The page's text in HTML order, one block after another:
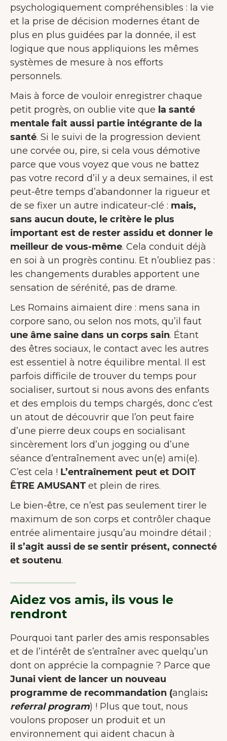
psychologiquement compréhensibles : la vie
et la prise de décision modernes étant de
plus en plus guidées par la donnée, il est
logique que nous appliquions les mêmes
systèmes de mesure à nos efforts
personnels.
Mais à force de vouloir enregistrer chaque
petit progrès, on oublie vite que la santé
mentale fait aussi partie intégrante de la
santé. Si le suivi de la progression devient
une corvée ou, pire, si cela vous démotive
parce que vous voyez que vous ne battez
pas votre record d’il y a deux semaines, il est
peut-être temps d’abandonner la rigueur et
de se fixer un autre indicateur-clé : mais,
sans aucun doute, le critère le plus
important est de rester assidu et donner le
meilleur de vous-même. Cela conduit déjà
en soi à un progrès continu. Et n’oubliez pas :
les changements durables apportent une
sensation de sérénité, pas de drame.
Les Romains aimaient dire : mens sana in
corpore sano, ou selon nos mots, qu’il faut
une âme saine dans un corps sain. Étant
des êtres sociaux, le contact avec les autres
est essentiel à notre équilibre mental. Il est
parfois difficile de trouver du temps pour
socialiser, surtout si nous avons des enfants
et des emplois du temps chargés, donc c’est
un atout de découvrir que l’on peut faire
d’une pierre deux coups en socialisant
sincèrement lors d’un jogging ou d’une
séance d’entraînement avec un(e) ami(e).
C’est cela ! L’entraînement peut et DOIT
ÊTRE AMUSANT et plein de rires.
Le bien-être, ce n’est pas seulement tirer le
maximum de son corps et contrôler chaque
entrée alimentaire jusqu’au moindre détail ;
il s’agit aussi de se sentir présent, connecté
et soutenu.
Aidez vos amis, ils vous le
rendront
Pourquoi tant parler des amis responsables
et de l’intérêt de s’entraîner avec quelqu’un
dont on apprécie la compagnie ? Parce que
Junai vient de lancer un nouveau
programme de recommandation (anglais:
referral program) ! Plus que tout, nous
voulons proposer un produit et un
environnement qui aident chacun à